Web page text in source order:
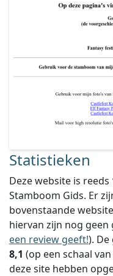
Statistieken
Deze website is reeds
Stamboom Gids. Er
bovenstaande
hiervan zijn nog geen
een review geeft!). De
8,1 (op een schaal van
deze site hebben